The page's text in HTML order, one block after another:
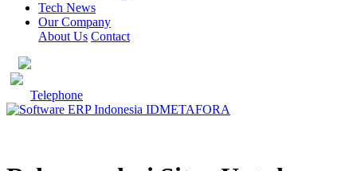
Tech News
Our Company
About Us Contact
Telephone